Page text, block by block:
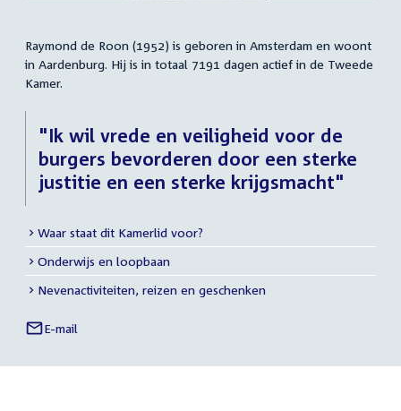
Samenvatting
Raymond de Roon (1952) is geboren in Amsterdam en woont
in Aardenburg. Hij is in totaal 7191 dagen actief in de Tweede
Kamer.
"Ik wil vrede en veiligheid voor de
burgers bevorderen door een sterke
justitie en een sterke krijgsmacht"
Meer
info
Waar staat dit Kamerlid voor?
Onderwijs en loopbaan
Nevenactiviteiten, reizen en geschenken
Links
naar
E-mail
Raymond
Roon